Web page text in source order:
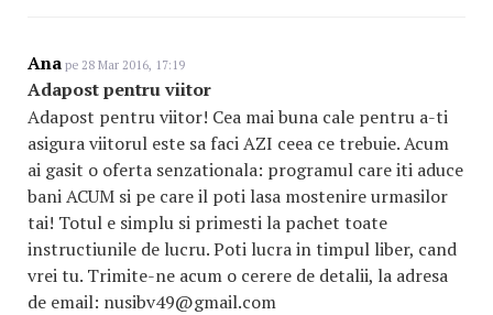
Ana pe 28 Mar 2016, 17:19
Adapost pentru viitor
Adapost pentru viitor! Cea mai buna cale pentru a-ti
asigura viitorul este sa faci AZI ceea ce trebuie. Acum
ai gasit o oferta senzationala: programul care iti aduce
bani ACUM si pe care il poti lasa mostenire urmasilor
tai! Totul e simplu si primesti la pachet toate
instructiunile de lucru. Poti lucra in timpul liber, cand
vrei tu. Trimite-ne acum o cerere de detalii, la adresa
de email: nusibv49@gmail.com